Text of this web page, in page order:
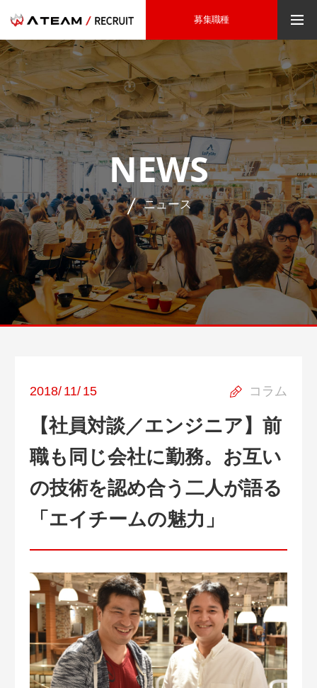
募集職種
NEWS
ニュース
コラム
2018/ 11/ 15
【社員対談／エンジニア】前
職も同じ会社に勤務。お互い
の技術を認め合う二人が語る
「エイチームの魅力」